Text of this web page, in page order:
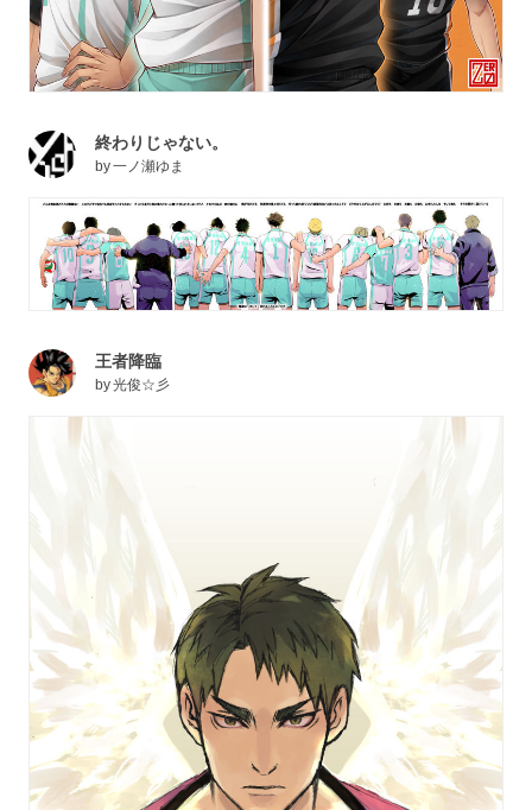
終わりじゃない。
by一ノ瀬ゆま
王者降臨
by光俊☆彡